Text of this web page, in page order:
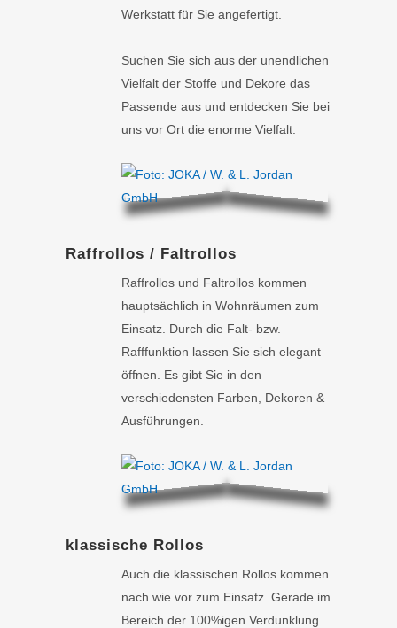
Werkstatt für Sie angefertigt.
Suchen Sie sich aus der unendlichen
Vielfalt der Stoffe und Dekore das
Passende aus und entdecken Sie bei
uns vor Ort die enorme Vielfalt.
Raffrollos / Faltrollos
Raffrollos und Faltrollos kommen
hauptsächlich in Wohnräumen zum
Einsatz. Durch die Falt- bzw.
Rafffunktion lassen Sie sich elegant
öffnen. Es gibt Sie in den
verschiedensten Farben, Dekoren &
Ausführungen.
klassische Rollos
Auch die klassischen Rollos kommen
nach wie vor zum Einsatz. Gerade im
Bereich der 100%igen Verdunklung